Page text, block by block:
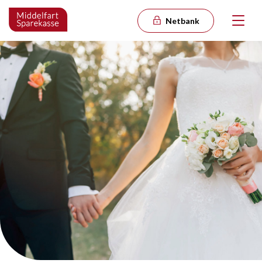
Netbank